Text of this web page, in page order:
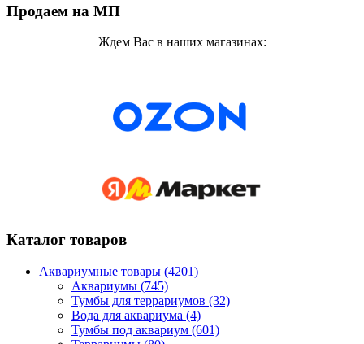
Продаем на МП
Ждем Вас в наших магазинах:
Каталог товаров
Аквариумные товары (4201)
Аквариумы (745)
Тумбы для террариумов (32)
Вода для аквариума (4)
Тумбы под аквариум (601)